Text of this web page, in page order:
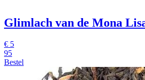
Glimlach van de Mona
€ 5
95
Bestel